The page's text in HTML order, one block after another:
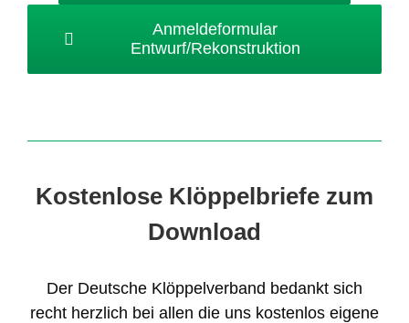
Anmeldeformular
Entwurf/Rekonstruktion
Kostenlose Klöppelbriefe zum
Download
Der Deutsche Klöppelverband bedankt sich
recht herzlich bei allen die uns kostenlos eigene